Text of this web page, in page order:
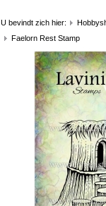
U bevindt zich hier:
Faelorn Rest Stamp